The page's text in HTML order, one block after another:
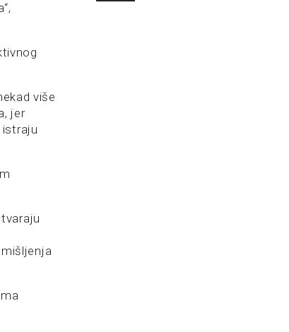
više
jer
istraju